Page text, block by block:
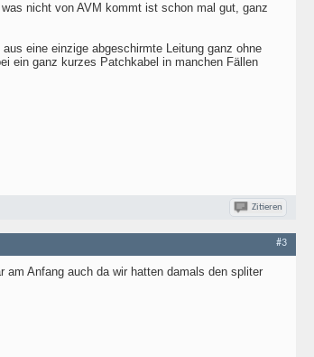
nicht von AVM kommt ist schon mal gut, ganz
eine einzige abgeschirmte Leitung ganz ohne
ein ganz kurzes Patchkabel in manchen Fällen
Zitieren
#3
Anfang auch da wir hatten damals den spliter